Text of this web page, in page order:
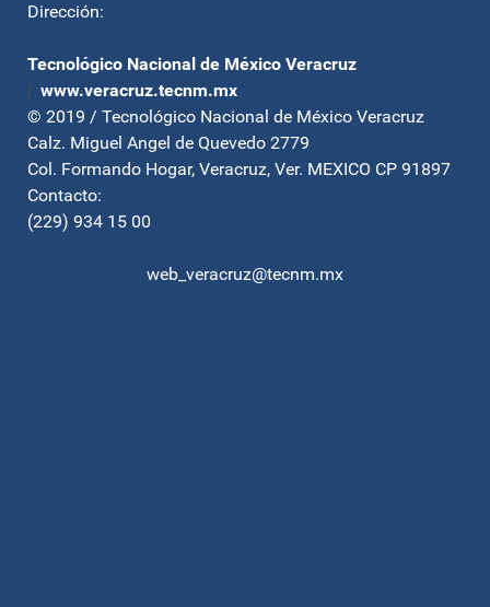
Dirección:
Tecnológico Nacional de México Veracruz
| www.veracruz.tecnm.mx
© 2019 / Tecnológico Nacional de México Veracruz
Calz. Miguel Angel de Quevedo 2779
Col. Formando Hogar, Veracruz, Ver. MEXICO CP 91897
Contacto:
(229) 934 15 00
web_veracruz@tecnm.mx